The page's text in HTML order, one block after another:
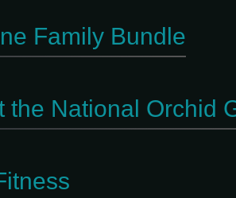
Family Bundle
the National Orchid